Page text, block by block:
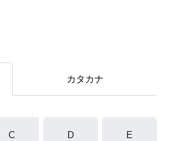
カタカナ
C D E